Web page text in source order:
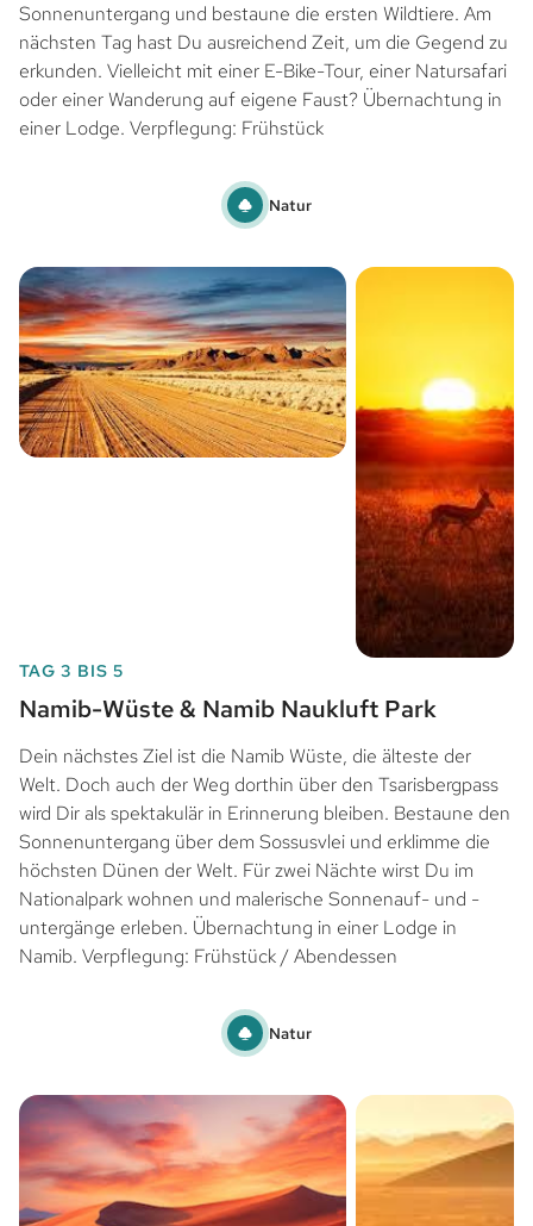
Sonnenuntergang und bestaune die ersten Wildtiere. Am
nächsten Tag hast Du ausreichend Zeit, um die Gegend zu
erkunden. Vielleicht mit einer E-Bike-Tour, einer Natursafari
oder einer Wanderung auf eigene Faust? Übernachtung in
einer Lodge. Verpflegung: Frühstück
Natur
TAG 3 BIS 5
Namib-Wüste & Namib Naukluft Park
Dein nächstes Ziel ist die Namib Wüste, die älteste der
Welt. Doch auch der Weg dorthin über den Tsarisbergpass
wird Dir als spektakulär in Erinnerung bleiben. Bestaune den
Sonnenuntergang über dem Sossusvlei und erklimme die
höchsten Dünen der Welt. Für zwei Nächte wirst Du im
Nationalpark wohnen und malerische Sonnenauf- und -
untergänge erleben. Übernachtung in einer Lodge in
Namib. Verpflegung: Frühstück / Abendessen
Natur